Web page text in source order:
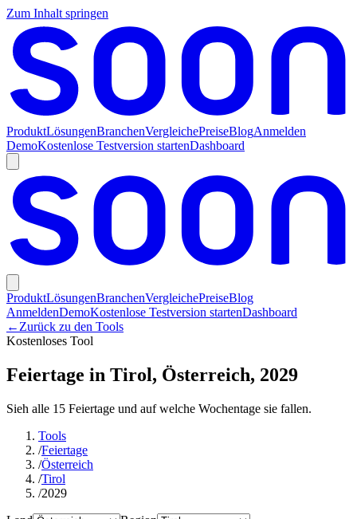
Zum Inhalt springen
ProduktLösungenBranchenVergleichePreiseBlogAnmelden
DemoKostenlose Testversion startenDashboard
ProduktLösungenBranchenVergleichePreiseBlog
AnmeldenDemoKostenlose Testversion startenDashboard
← Zurück zu den Tools
Kostenloses Tool
Feiertage in Tirol, Österreich, 2029
Sieh alle 15 Feiertage und auf welche Wochentage sie fallen.
Tools
/Feiertage
/Österreich
/Tirol
/2029